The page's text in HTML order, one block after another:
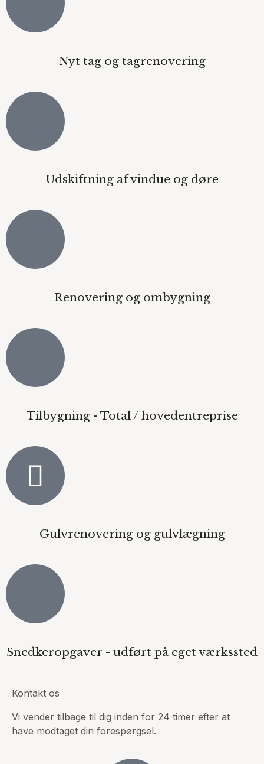
Nyt tag og tagrenovering
Udskiftning af vindue og døre
Renovering og ombygning
Tilbygning - Total / hovedentreprise
Gulvrenovering og gulvlægning
Snedkeropgaver - udført på eget værkssted
Kontakt os
Vi vender tilbage til dig inden for 24 timer efter at
have modtaget din forespørgsel.